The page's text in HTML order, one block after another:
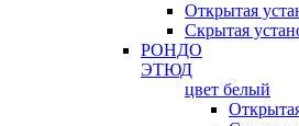
Открытая
Скрытая
РОНДО
ЭТЮД
цвет белый